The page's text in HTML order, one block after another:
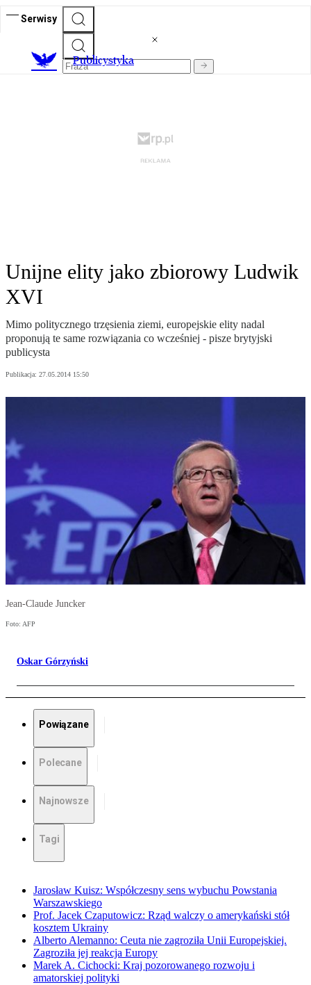
Serwisy
Publicystyka
Unijne elity jako zbiorowy Ludwik
XVI
Mimo politycznego trzęsienia ziemi, europejskie elity nadal
proponują te same rozwiązania co wcześniej - pisze brytyjski
publicysta
Publikacja: 27.05.2014 15:50
Jean-Claude Juncker
Foto: AFP
Oskar Górzyński
Powiązane
Polecane
Najnowsze
Tagi
Jarosław Kuisz: Współczesny sens wybuchu Powstania
Warszawskiego
Prof. Jacek Czaputowicz: Rząd walczy o amerykański stół
kosztem Ukrainy
Alberto Alemanno: Ceuta nie zagroziła Unii Europejskiej.
Zagroziła jej reakcja Europy
Marek A. Cichocki: Kraj pozorowanego rozwoju i
amatorskiej polityki